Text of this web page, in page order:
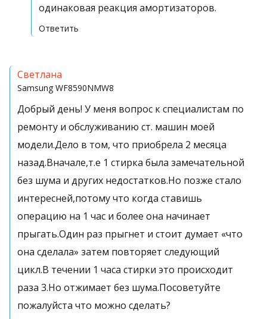
одинаковая реакция амортизаторов.
Ответить
Светлана
Samsung WF8590NMW8
Добрый день! У меня вопрос к специалистам по
ремонту и обслуживанию ст. машин моей
модели.Дело в том, что приобрела 2 месяца
назад.Вначале,т.е 1 стирка была замечательной
без шума и других недостатков.Но позже стало
интересней,потому что когда ставишь
операцию на 1 час и более она начинает
прыгать.Один раз прыгнет и стоит думает «что
она сделала» затем повторяет следующий
цикл.В течении 1 часа стирки это происходит
раза 3.Но отжимает без шума.Посоветуйте
пожалуйста что можно сделать?